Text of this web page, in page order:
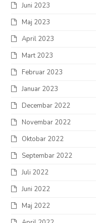
Juni 2023
Maj 2023
April 2023
Mart 2023
Februar 2023
Januar 2023
Decembar 2022
Novembar 2022
Oktobar 2022
Septembar 2022
Juli 2022
Juni 2022
Maj 2022